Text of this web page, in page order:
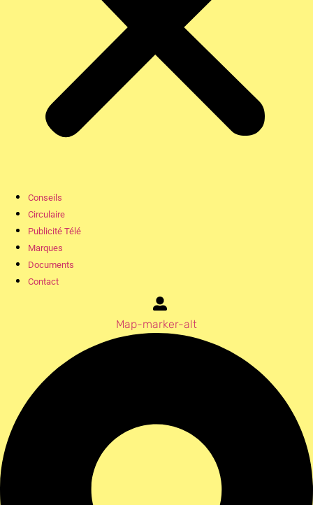
Conseils
Circulaire
Publicité Télé
Marques
Documents
Contact
Map-marker-alt